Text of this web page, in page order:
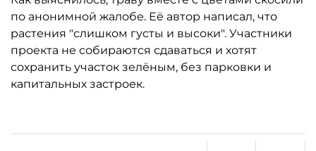
по анонимной жалобе. Её автор написал, что
растения "слишком густы и высоки". Участники
проекта не собираются сдаваться и хотят
сохранить участок зелёным, без парковки и
капитальных застроек.